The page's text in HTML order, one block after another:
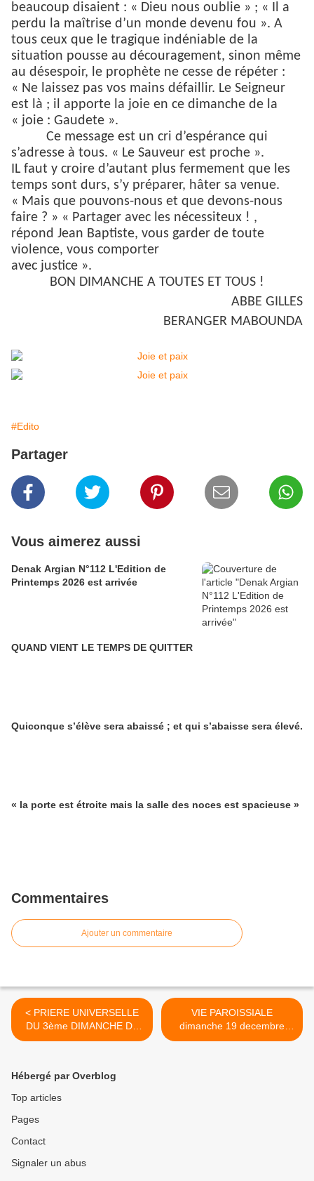
beaucoup disaient : « Dieu nous oublie » ; « Il a
perdu la maîtrise d’un monde devenu fou ». A
tous ceux que le tragique indéniable de la
situation pousse au découragement, sinon même
au désespoir, le prophète ne cesse de répéter :
« Ne laissez pas vos mains défaillir. Le Seigneur
est là ; il apporte la joie en ce dimanche de la
« joie : Gaudete ».
Ce message est un cri d’espérance qui
s’adresse à tous. « Le Sauveur est proche ».
IL faut y croire d’autant plus fermement que les
temps sont durs, s’y préparer, hâter sa venue.
« Mais que pouvons-nous et que devons-nous
faire ? » « Partager avec les nécessiteux ! ,
répond Jean Baptiste, vous garder de toute
violence, vous comporter
avec justice ».
BON DIMANCHE A TOUTES ET TOUS !
ABBE GILLES
BERANGER MABOUNDA
#Edito
Partager
Vous aimerez aussi
Denak Argian N°112 L'Edition de
Printemps 2026 est arrivée
QUAND VIENT LE TEMPS DE QUITTER
Quiconque s’élève sera abaissé ; et qui s’abaisse sera élevé.
« la porte est étroite mais la salle des noces est spacieuse »
Commentaires
Ajouter un commentaire
< PRIERE UNIVERSELLE
DU 3ème DIMANCHE DE
L'AVENT
VIE PAROISSIALE
dimanche 19 decembre
2021 >
Hébergé par Overblog
Top articles
Pages
Contact
Signaler un abus